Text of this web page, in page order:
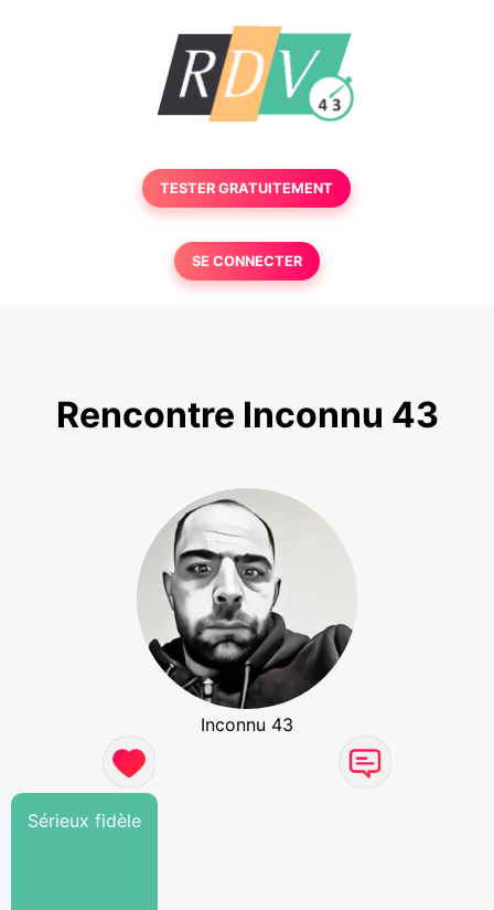
TESTER GRATUITEMENT
SE CONNECTER
Rencontre Inconnu 43
Inconnu 43
Sérieux fidèle